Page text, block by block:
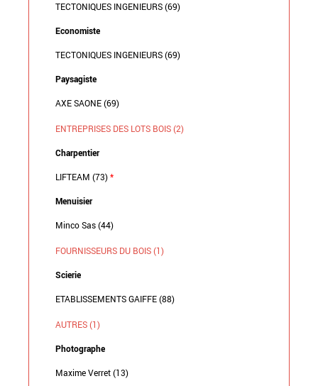
TECTONIQUES INGENIEURS (69)
Economiste
TECTONIQUES INGENIEURS (69)
Paysagiste
AXE SAONE (69)
ENTREPRISES DES LOTS BOIS (2)
Charpentier
LIFTEAM (73)*
Menuisier
Minco Sas (44)
FOURNISSEURS DU BOIS (1)
Scierie
ETABLISSEMENTS GAIFFE (88)
AUTRES (1)
Photographe
Maxime Verret (13)